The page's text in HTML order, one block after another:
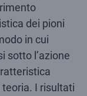
dei pioni
in cui
sotto l’azione
I risultati